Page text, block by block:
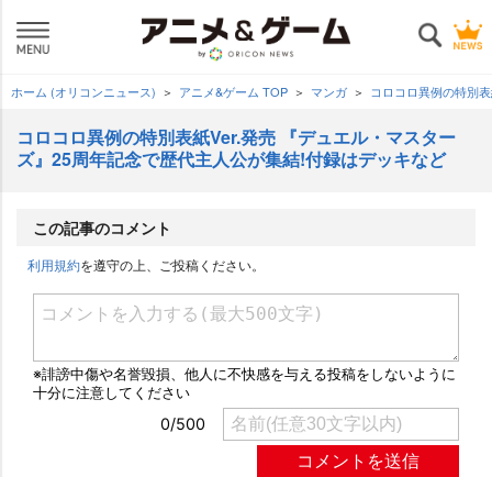
ホーム (オリコンニュース) アニメ&ゲーム TOP マンガ コロコロ異例の特別
コロコロ異例の特別表紙Ver.発売 『デュエル・マスター
ズ』25周年記念で歴代主人公が集結!付録はデッキなど
この記事のコメント
利用規約を遵守の上、ご投稿ください。